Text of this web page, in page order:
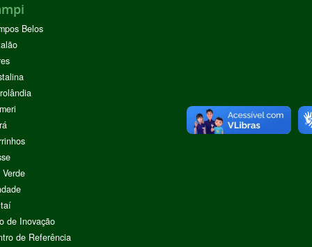
Belos
de Inovação
de Referência